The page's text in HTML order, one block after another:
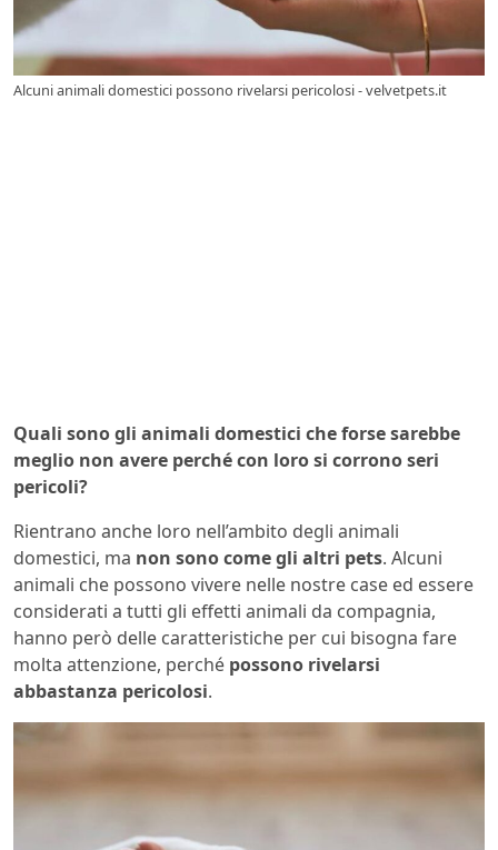
Alcuni animali domestici possono rivelarsi pericolosi - velvetpets.it
Quali sono gli animali domestici che forse sarebbe
meglio non avere perché con loro si corrono seri
pericoli?
Rientrano anche loro nell’ambito degli animali
domestici, ma non sono come gli altri pets. Alcuni
animali che possono vivere nelle nostre case ed essere
considerati a tutti gli effetti animali da compagnia,
hanno però delle caratteristiche per cui bisogna fare
molta attenzione, perché possono rivelarsi
abbastanza pericolosi.